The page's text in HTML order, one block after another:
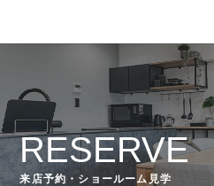
RESERVE
来店予約・ショールーム見学